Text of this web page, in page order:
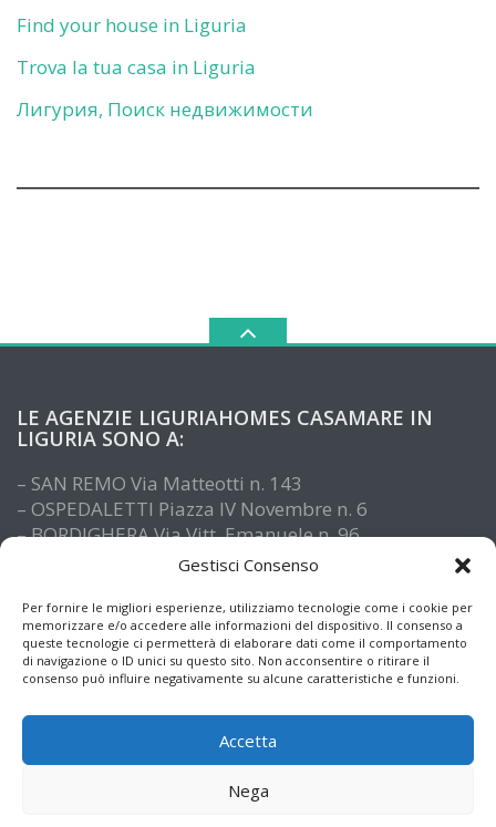
Gestisci Consenso
Per fornire le migliori esperienze, utilizziamo tecnologie come i cookie per
memorizzare e/o accedere alle informazioni del dispositivo. Il consenso a
queste tecnologie ci permetterà di elaborare dati come il comportamento
di navigazione o ID unici su questo sito. Non acconsentire o ritirare il
consenso può influire negativamente su alcune caratteristiche e funzioni.
Accetta
Nega
Find your house in Liguria
Trova la tua casa in Liguria
Лигурия, Поиск недвижимости
LE AGENZIE LIGURIAHOMES CASAMARE IN
LIGURIA SONO A:
– SAN REMO Via Matteotti n. 143
– OSPEDALETTI Piazza IV Novembre n. 6
– BORDIGHERA Via Vitt. Emanuele n. 96
– IMPERIA Piazza De Amicis n. 15
– ALASSIO Via XX Settembre n. 61